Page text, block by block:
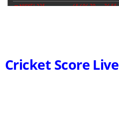
Cricket Score Live